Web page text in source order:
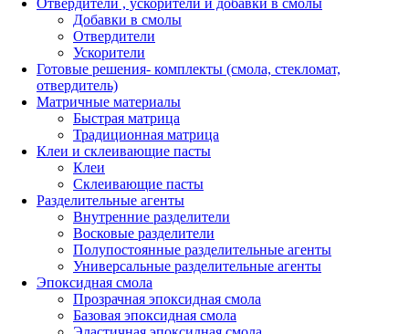
Добавки в смолы
Отвердители
Ускорители
Готовые решения- комплекты (смола, стекломат,
отвердитель)
Матричные материалы
Быстрая матрица
Традиционная матрица
Клеи и склеивающие пасты
Клеи
Склеивающие пасты
Разделительные агенты
Внутренние разделители
Восковые разделители
Полупостоянные разделительные агенты
Универсальные разделительные агенты
Эпоксидная смола
Прозрачная эпоксидная смола
Базовая эпоксидная смола